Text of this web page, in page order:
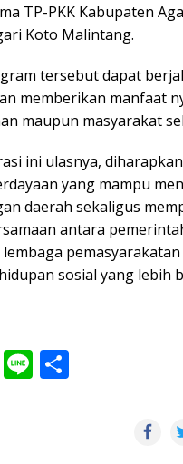
TP-PKK Kabupaten
Koto Malintang.
tersebut dapat
memberikan manfaat
maupun masyarakat
ini ulasnya,
yang mampu
daerah sekaligus
antara
pemasyarakatan
sosial yang lebih
W
h
Li
n